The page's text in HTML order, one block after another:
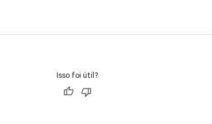
Isso foi útil?